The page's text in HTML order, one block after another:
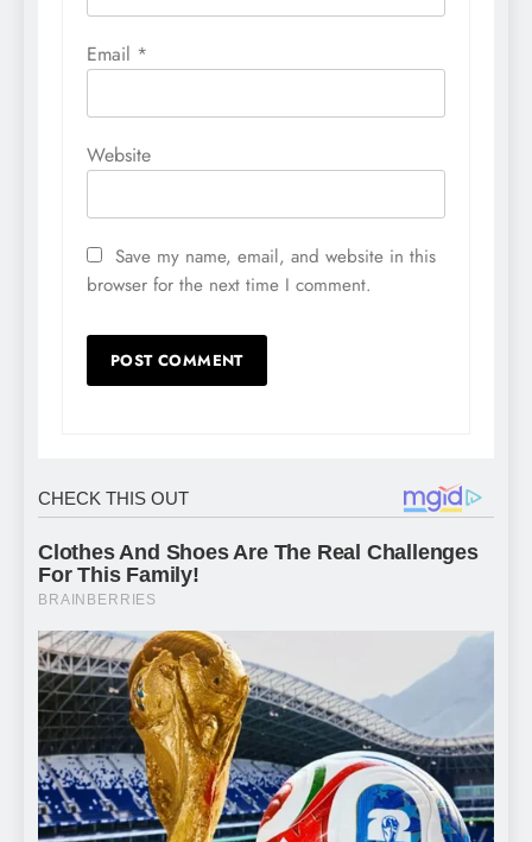
Email *
Website
Save my name, email, and website in this
browser for the next time I comment.